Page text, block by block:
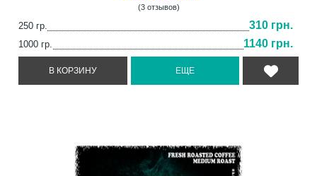
(3 отзывов)
250 гр. 310 грн.
1000 гр. 1140 грн.